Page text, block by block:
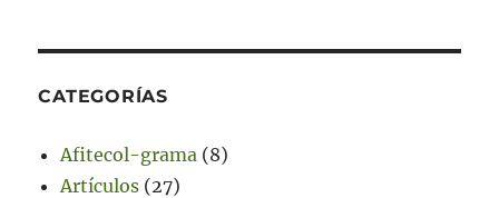
CATEGORÍAS
Afitecol-grama (8)
Artículos (27)